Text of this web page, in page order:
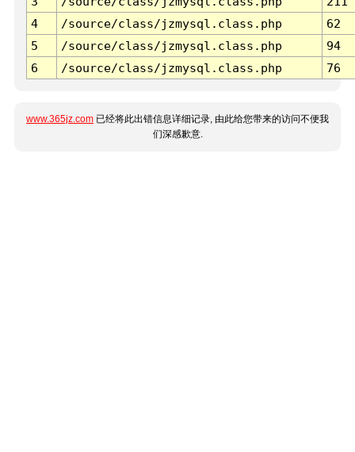
4
/source/class/jzmysql.class.php
62
5
/source/class/jzmysql.class.php
94
6
/source/class/jzmysql.class.php 76
www.365jz.com 已经将此出错信息详细记录, 由此给您带来的访问不便我
们深感歉意.